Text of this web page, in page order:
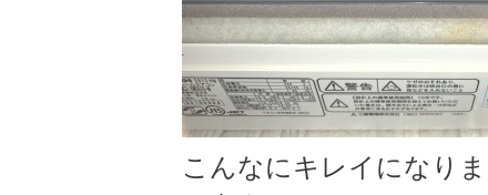
こんなにキレイになり